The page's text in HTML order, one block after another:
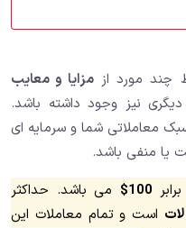
چند مورد از مزایا و معایب
نیز وجود داشته باشد.
معاملاتی شما و سرمایه ای
یا منفی باشد.
100$
می باشد. حداکثر
است و تمام معاملات این